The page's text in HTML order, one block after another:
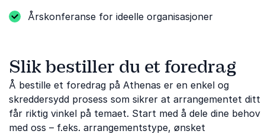
Årskonferanse for ideelle organisasjoner
Slik bestiller du et foredrag
Å bestille et foredrag på Athenas er en enkel og
skreddersydd prosess som sikrer at arrangementet ditt
får riktig vinkel på temaet. Start med å dele dine behov
med oss ​​– f.eks. arrangementstype, ønsket